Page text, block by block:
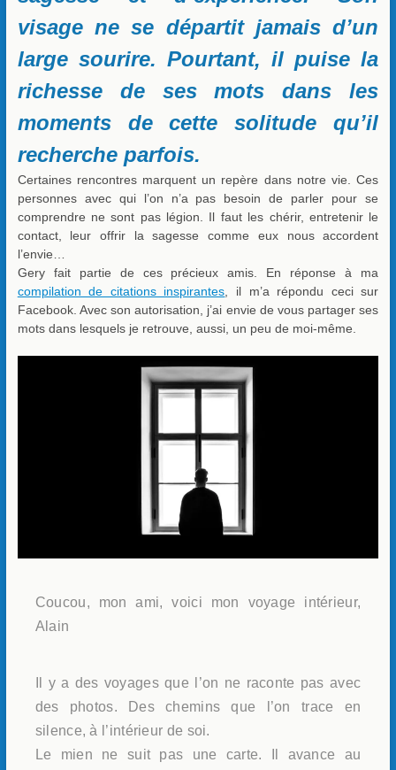
visage ne se départit jamais d’un
large sourire. Pourtant, il puise la
richesse de ses mots dans les
moments de cette solitude qu’il
recherche parfois.
Certaines rencontres marquent un repère dans notre vie. Ces
personnes avec qui l’on n’a pas besoin de parler pour se
comprendre ne sont pas légion. Il faut les chérir, entretenir le
contact, leur offrir la sagesse comme eux nous accordent
l’envie…
Gery fait partie de ces précieux amis. En réponse à ma
compilation de citations inspirantes , il m’a répondu ceci sur
Facebook. Avec son autorisation, j’ai envie de vous partager ses
mots dans lesquels je retrouve, aussi, un peu de moi-même.
Coucou, mon ami, voici mon voyage intérieur,
Alain
Il y a des voyages que l’on ne raconte pas avec
des photos. Des chemins que l’on trace en
silence, à l’intérieur de soi.
Le mien ne suit pas une carte. Il avance au